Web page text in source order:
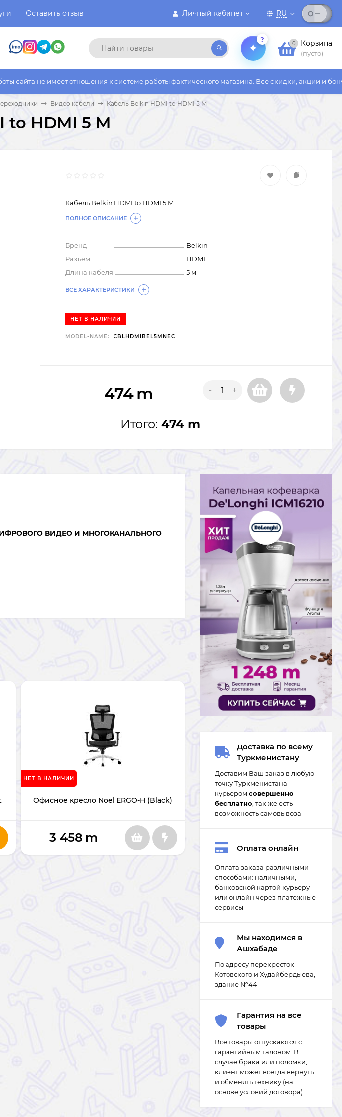
Личный кабинет RU
Оставить отзыв
?
0 Корзина
(пусто)
имеет отношения к системе работы фактического магазина. Все скидки, акции и бонусы
Видео кабели Кабель Belkin HDMI to HDMI 5 M
to HDMI 5 M
Кабель Belkin HDMI to HDMI 5 M
ПОЛНОЕ ОПИСАНИЕ
Бренд
Belkin
Разъем
HDMI
Длина кабеля
5 м
ВСЕ ХАРАКТЕРИСТИКИ
НЕТ В НАЛИЧИИ
MODEL-NAME: CBLHDMIBEL5MNEC
474m - +
Итого: 474 m
ВИДЕО И МНОГОКАНАЛЬНОГО
Офисное кресло Noel ERGO-H (Black)
НЕТ В НАЛИЧИИ
3 458 m
Доставка по всему
Туркменистану
Доставим Ваш заказ в любую
точку Туркменистана
курьером совершенно
бесплатно , так же есть
возможность самовывоза
Оплата онлайн
Оплата заказа различными
способами: наличными,
банковской картой курьеру
или онлайн через платежные
сервисы
Мы находимся в
Ашхабаде
По адресу перекресток
Котовского и Худайбердыева,
здание №44
Гарантия на все
товары
Все товары отпускаются с
гарантийным талоном. В
случае брака или поломки,
клиент может всегда вернуть
и обменять технику (на
основе условий договора)